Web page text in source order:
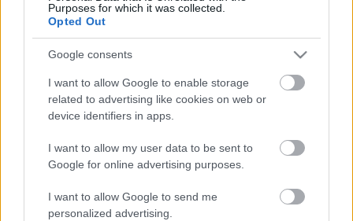
Purposes for which it was collected.
Opted Out
Google consents
I want to allow Google to enable storage
related to advertising like cookies on web or
device identifiers in apps.
I want to allow my user data to be sent to
Google for online advertising purposes.
I want to allow Google to send me
personalized advertising.
Andrej Plenkovic
Magyarországot és Szlovákiát, ezért az
energiabiztonság nincs veszélyben.
Hangsúlyozta, hogy erről a magyar és a szlovák
kormánynak is tájékoztatnia kellene saját
beszámolójából. A horvát miniszterelnök azt is